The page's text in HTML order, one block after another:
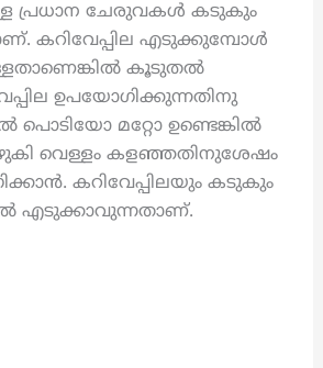
പ്രധാന ചേരുവകൾ കടുകും
കറിവേപ്പില എടുക്കുമ്പോൾ
കൂടുതൽ
ഉപയോഗിക്കുന്നതിനു
മറ്റോ ഉണ്ടെങ്കിൽ
വെള്ളം കളഞ്ഞതിനുശേഷം
കറിവേപ്പിലയും കടുകും
എടുക്കാവുന്നതാണ്.